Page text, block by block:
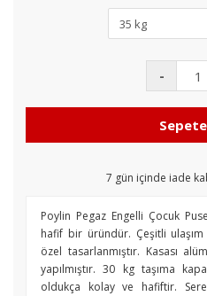
-
7 gün içinde iade
Poylin Pegaz Engelli Çocuk
hafif bir üründür. Çeşitli
özel tasarlanmıştır. Kasası
yapılmıştır. 30 kg taşıma
oldukça kolay ve hafiftir.